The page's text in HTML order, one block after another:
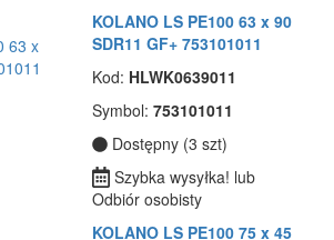
KOLANO LS PE100 63 x 90
SDR11 GF+ 753101011
Kod: HLWK0639011
Symbol: 753101011
Dostępny (3 szt)
Szybka wysyłka! lub
Odbiór osobisty
KOLANO LS PE100 75 x 45